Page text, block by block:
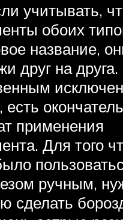
учитывать,
обоих
название,
друг на друга.
есть
применения
Для того
ручным,
сделать